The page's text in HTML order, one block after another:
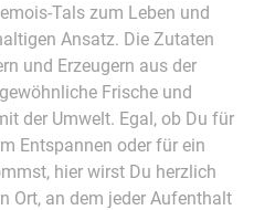
Tals zum Leben und
Ansatz. Die Zutaten
und Erzeugern aus der
Frische und
der Umwelt. Egal, ob Du für
Entspannen oder für ein
hier wirst Du herzlich
Ort, an dem jeder Aufenthalt